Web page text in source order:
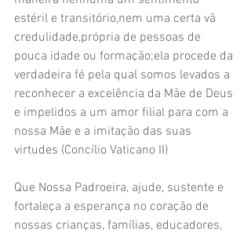
estéril e transitório,nem uma certa vã
credulidade,própria de pessoas de
pouca idade ou formação;ela procede da
verdadeira fé pela qual somos levados a
reconhecer a excelência da Mãe de Deus
e impelidos a um amor filial para com a
nossa Mãe e a imitação das suas
virtudes (Concílio Vaticano II)
Que Nossa Padroeira, ajude, sustente e
fortaleça a esperança no coração de
nossas crianças, famílias, educadores,